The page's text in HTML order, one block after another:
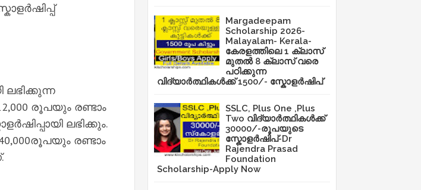
രൂപയും രണ്ടാം
ലഭിക്കും.
രണ്ടാം
Margadeepam
Scholarship 2026-
Malayalam- Kerala-
കേരളത്തിലെ 1 ക്ലാസ്
മുതൽ 8 ക്ലാസ് വരെ
പഠിക്കുന്ന
വിദ്യാർത്ഥികൾക്ക് 1500/- സ്കോളർഷിപ്
SSLC, Plus One ,Plus
Two വിദ്യാർത്ഥികൾക്ക്
30000/-രൂപയുടെ
സ്കോളർഷിപ്-Dr
Rajendra Prasad
Foundation
Scholarship-Apply Now